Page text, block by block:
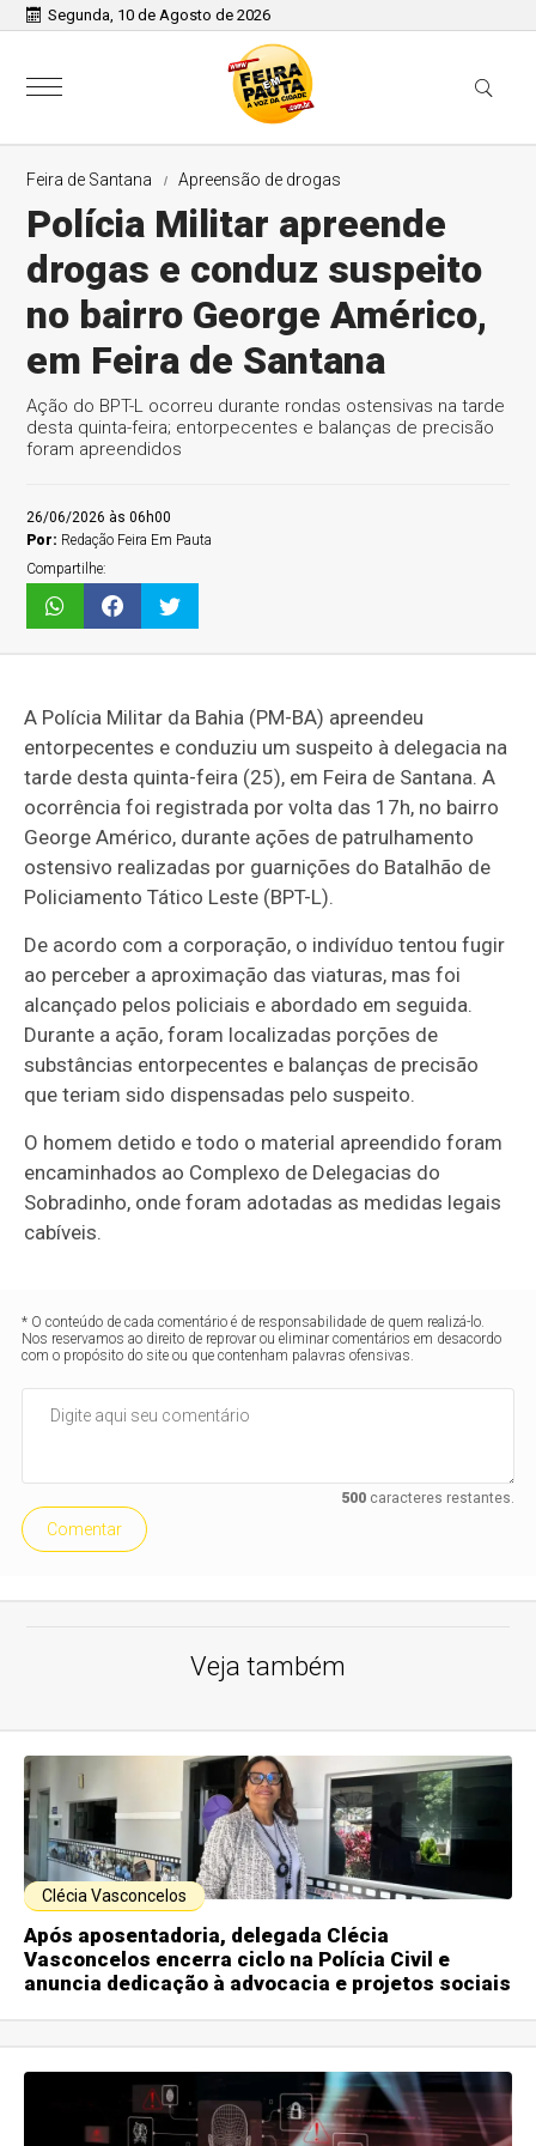
Segunda, 10 de Agosto de 2026
Feira de Santana Apreensão de drogas
Polícia Militar apreende
drogas e conduz suspeito
no bairro George Américo,
em Feira de Santana
Ação do BPT-L ocorreu durante rondas ostensivas na tarde
desta quinta-feira; entorpecentes e balanças de precisão
foram apreendidos
26/06/2026 às 06h00
Por: Redação Feira Em Pauta
Compartilhe:
A Polícia Militar da Bahia (PM-BA) apreendeu
entorpecentes e conduziu um suspeito à delegacia na
tarde desta quinta-feira (25), em Feira de Santana. A
ocorrência foi registrada por volta das 17h, no bairro
George Américo, durante ações de patrulhamento
ostensivo realizadas por guarnições do Batalhão de
Policiamento Tático Leste (BPT-L).
De acordo com a corporação, o indivíduo tentou fugir
ao perceber a aproximação das viaturas, mas foi
alcançado pelos policiais e abordado em seguida.
Durante a ação, foram localizadas porções de
substâncias entorpecentes e balanças de precisão
que teriam sido dispensadas pelo suspeito.
O homem detido e todo o material apreendido foram
encaminhados ao Complexo de Delegacias do
Sobradinho, onde foram adotadas as medidas legais
cabíveis.
* O conteúdo de cada comentário é de responsabilidade de quem realizá-lo.
Nos reservamos ao direito de reprovar ou eliminar comentários em desacordo
com o propósito do site ou que contenham palavras ofensivas.
500caracteres restantes.
Comentar
Veja também
Clécia Vasconcelos
Após aposentadoria, delegada Clécia
Vasconcelos encerra ciclo na Polícia Civil e
anuncia dedicação à advocacia e projetos sociais